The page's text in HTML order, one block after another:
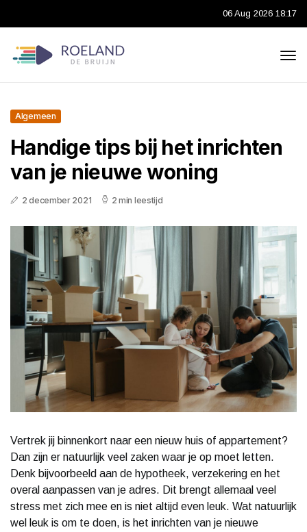
06 Aug 2026 18:17
Algemeen
Handige tips bij het inrichten
van je nieuwe woning
2 december 2021 2 min leestijd
Vertrek jij binnenkort naar een nieuw huis of appartement?
Dan zijn er natuurlijk veel zaken waar je op moet letten.
Denk bijvoorbeeld aan de hypotheek, verzekering en het
overal aanpassen van je adres. Dit brengt allemaal veel
stress met zich mee en is niet altijd even leuk. Wat natuurlijk
wel leuk is om te doen, is het inrichten van je nieuwe